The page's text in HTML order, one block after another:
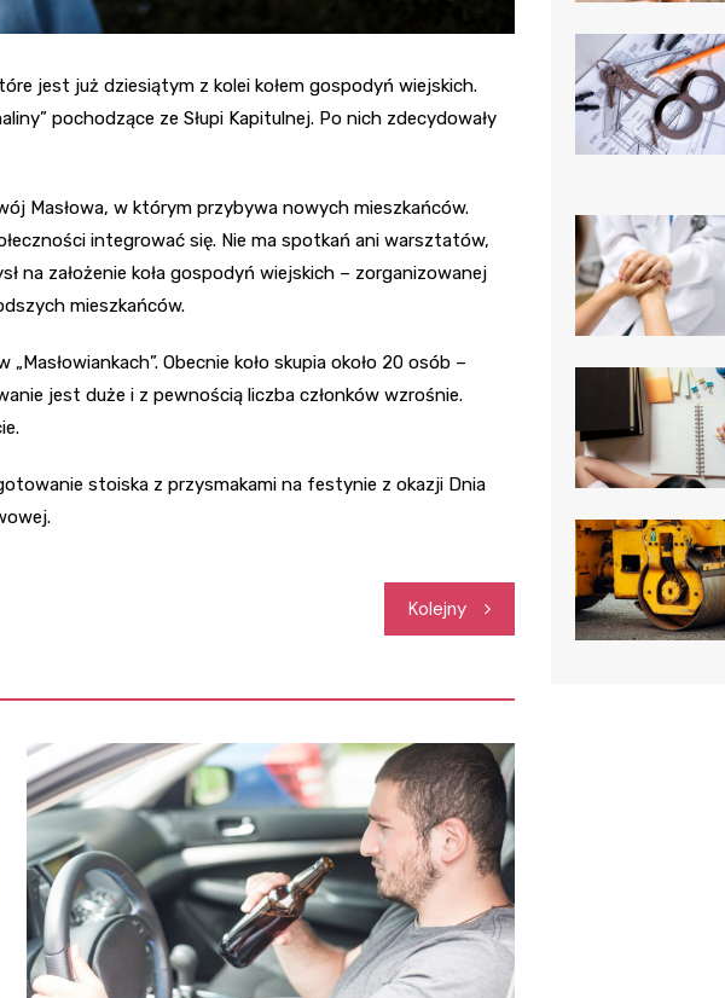
jest już dziesiątym z kolei kołem gospodyń wiejskich.
pochodzące ze Słupi Kapitulnej. Po nich zdecydowały
Masłowa, w którym przybywa nowych mieszkańców.
integrować się. Nie ma spotkań ani warsztatów,
na założenie koła gospodyń wiejskich – zorganizowanej
mieszkańców.
Obecnie koło skupia około 20 osób –
jest duże i z pewnością liczba członków wzrośnie.
stoiska z przysmakami na festynie z okazji Dnia
Kolejny